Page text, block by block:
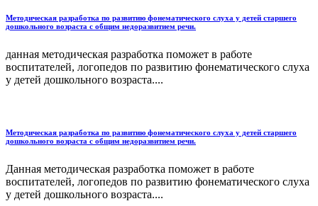
Методическая разработка по развитию фонематического слуха у детей старшего
дошкольного возраста с общим недоразвитием речи.
данная методическая разработка поможет в работе
воспитателей, логопедов по развитию фонематического слуха
у детей дошкольного возраста....
Методическая разработка по развитию фонематического слуха у детей старшего
дошкольного возраста с общим недоразвитием речи.
Данная методическая разработка поможет в работе
воспитателей, логопедов по развитию фонематического слуха
у детей дошкольного возраста....